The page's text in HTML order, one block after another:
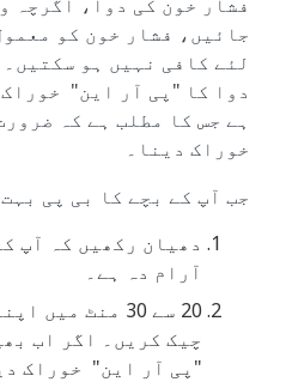
فشار خون کی دوا، اگرچہ
جائیں، فشار خون کو
لئے کافی نہیں ہو
دوا کا "پی آر این"
ہے جس کا مطلب ہے کہ
خوراک دینا۔
جب آپ کے بچے کا بی پی
دھیان رکھیں کہ آپ
آرام دہ ہے۔
20 سے 30 منٹ
چیک کریں۔ اگر اب
"پی آر این" خوراک